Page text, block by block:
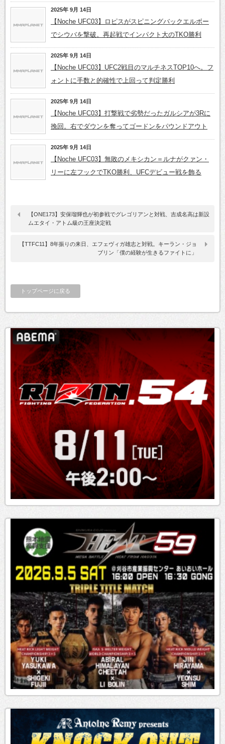
2025年 9月 14日
【Noche UFC03】ロピスがスピニングバックエルボー
でシウバを撃破。再起戦でインパクト大のTKO勝利
2025年 9月 14日
【Noche UFC03】UFC2戦目のマルチネスTOP10へ。フ
ォントに手数と的確性で上回って判定勝利
2025年 9月 14日
【Noche UFC03】打撃戦で劣勢だったガルシアが3Rに
挽回。右でダウンを奪ってゴードンをパウンドアウト
2025年 9月 14日
【Noche UFC03】無敗のメキシカン＝ルナがクァン・
リーに左フックでTKO勝利、UFCデビュー戦を飾る
【ONE173】安保瑠輝也が初参戦でグレゴリアンと対戦、吉成名高は新設
ムエタイ・アトム級の王座決定戦
【TTFC11】8年振りの来日、エフェヴィガ雄志と対戦。キーラン・ジョ
ブリン「僕の経験が生きるファイトに」
トップページに戻る